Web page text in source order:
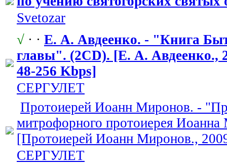
Svetozar
√ · · Е. А. Авдеенко. - "Книга
главы". (2CD). [Е. А. Авдеенко.,
48-256 Kbps]
СЕРГУЛЕТ
Протоиерей Иоанн Миронов. -
митрофорного протоиерея
[Протоиерей Иоанн Миронов.,
СЕРГУЛЕТ